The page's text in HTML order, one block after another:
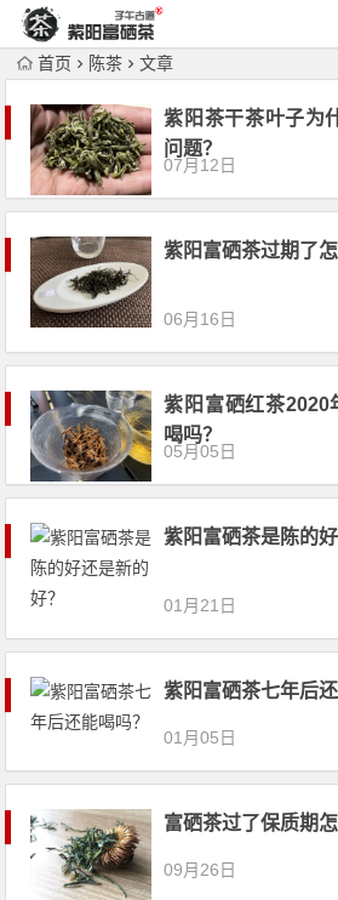
首页 陈茶 文章
紫阳茶干茶叶子为
问题？
07月12日
紫阳富硒茶过期了
06月16日
紫阳富硒红茶2020
喝吗？
05月05日
紫阳富硒茶是陈的
01月21日
紫阳富硒茶七年后还
01月05日
富硒茶过了保质期怎
09月26日